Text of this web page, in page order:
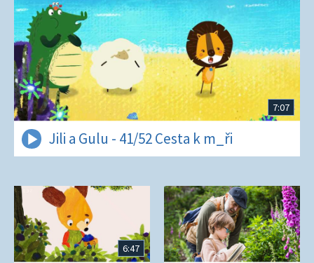
7:07
Jili a Gulu - 41/52 Cesta k m_ři
6:47